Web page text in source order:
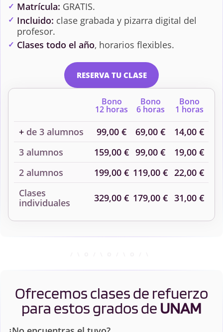
Matrícula: GRATIS.
Incluido: clase grabada y pizarra digital del
profesor.
Clases todo el año, horarios flexibles.
RESERVA TU CLASE
Bono
12 horas
Bono
6 horas
Bono
1 horas
+ de 3 alumnos 99,00 € 69,00 €
14,00 €
3 alumnos
159,00 € 99,00 €
19,00 €
2 alumnos
199,00 € 119,00 € 22,00 €
Clases
individuales
329,00 € 179,00 € 31,00 €
Ofrecemos clases de refuerzo
para estos grados de UNAM